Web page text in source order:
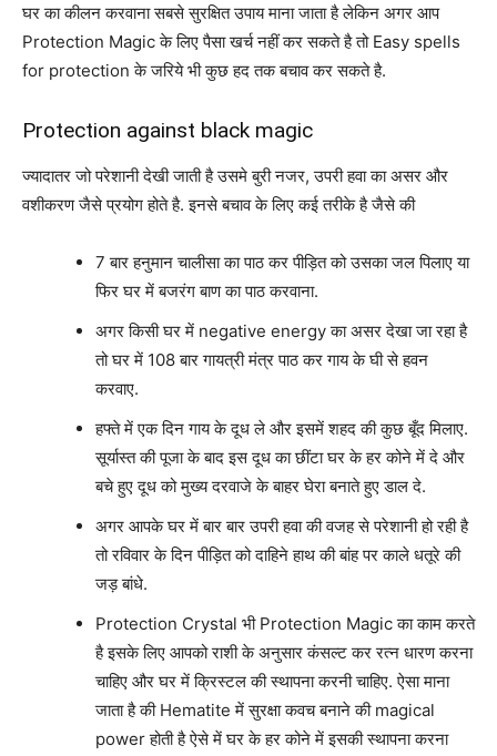
घर का कीलन करवाना सबसे सुरक्षित उपाय माना जाता है लेकिन अगर आप
Protection Magic के लिए पैसा खर्च नहीं कर सकते है तो Easy spells
for protection के जरिये भी कुछ हद तक बचाव कर सकते है.
Protection against black magic
ज्यादातर जो परेशानी देखी जाती है उसमे बुरी नजर, उपरी हवा का असर और
वशीकरण जैसे प्रयोग होते है. इनसे बचाव के लिए कई तरीके है जैसे की
7 बार हनुमान चालीसा का पाठ कर पीड़ित को उसका जल पिलाए या
फिर घर में बजरंग बाण का पाठ करवाना.
अगर किसी घर में negative energy का असर देखा जा रहा है
तो घर में 108 बार गायत्री मंत्र पाठ कर गाय के घी से हवन
करवाए.
हफ्ते में एक दिन गाय के दूध ले और इसमें शहद की कुछ बूँद मिलाए.
सूर्यास्त की पूजा के बाद इस दूध का छींटा घर के हर कोने में दे और
बचे हुए दूध को मुख्य दरवाजे के बाहर घेरा बनाते हुए डाल दे.
अगर आपके घर में बार बार उपरी हवा की वजह से परेशानी हो रही है
तो रविवार के दिन पीड़ित को दाहिने हाथ की बांह पर काले धतूरे की
जड़ बांधे.
Protection Crystal भी Protection Magic का काम करते
है इसके लिए आपको राशी के अनुसार कंसल्ट कर रत्न धारण करना
चाहिए और घर में क्रिस्टल की स्थापना करनी चाहिए. ऐसा माना
जाता है की Hematite में सुरक्षा कवच बनाने की magical
power होती है ऐसे में घर के हर कोने में इसकी स्थापना करना